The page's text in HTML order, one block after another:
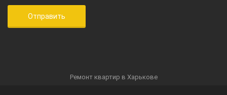
Ремонт квартир в Харькове